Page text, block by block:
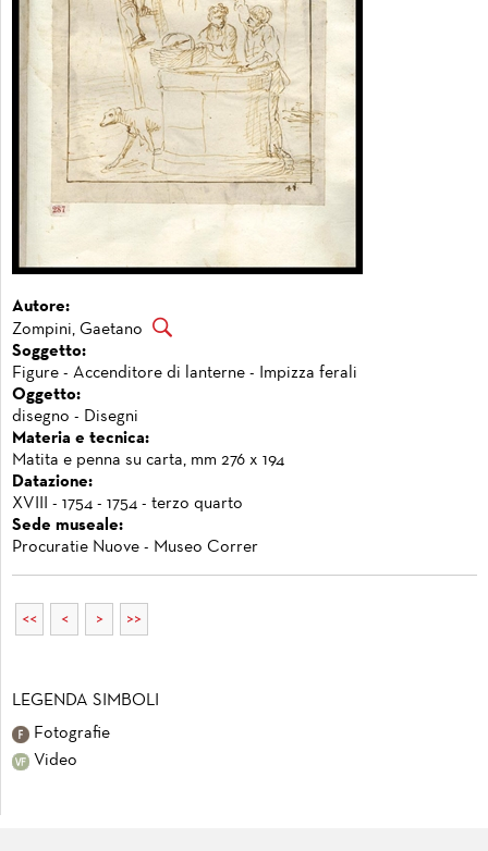
Autore:
Zompini, Gaetano
Soggetto:
Figure - Accenditore di lanterne - Impizza ferali
Oggetto:
disegno - Disegni
Materia e tecnica:
Matita e penna su carta, mm 276 x 194
Datazione:
XVIII - 1754 - 1754 - terzo quarto
Sede museale:
Procuratie Nuove - Museo Correr
<< < > >>
LEGENDA SIMBOLI
Fotografie
Video